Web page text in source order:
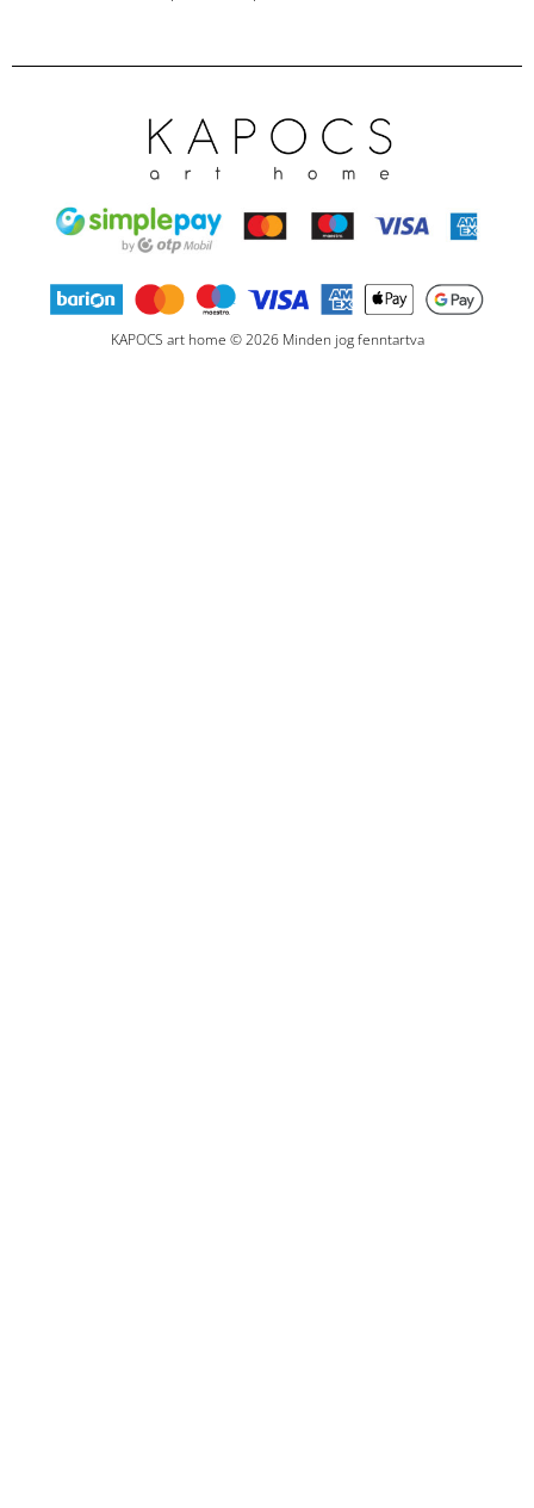
KAPOCS art home © 2026 Minden jog fenntartva